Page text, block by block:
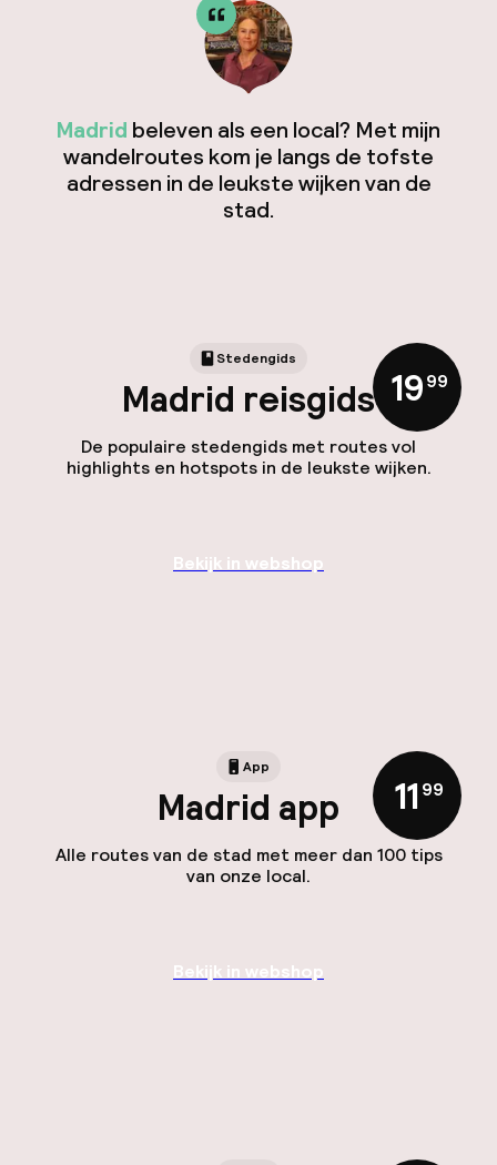
Madrid beleven als een local? Met mijn
wandelroutes kom je langs de tofste
adressen in de leukste wijken van de
stad.
Stedengids
Madrid reisgids
De populaire stedengids met routes vol
highlights en hotspots in de leukste wijken.
19,99
Bekijk in webshop
App
Madrid app
Alle routes van de stad met meer dan 100 tips
van onze local.
11 ,99
Bekijk in webshop